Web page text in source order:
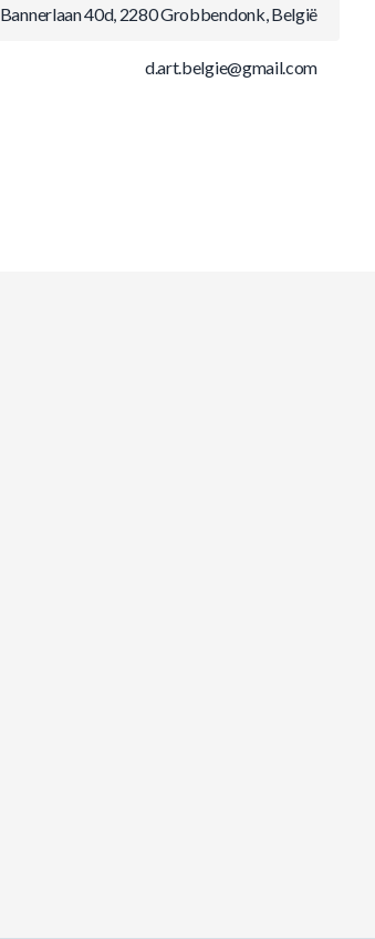
Bannerlaan 40d, 2280 Grobbendonk, België
d.art.belgie@gmail.com